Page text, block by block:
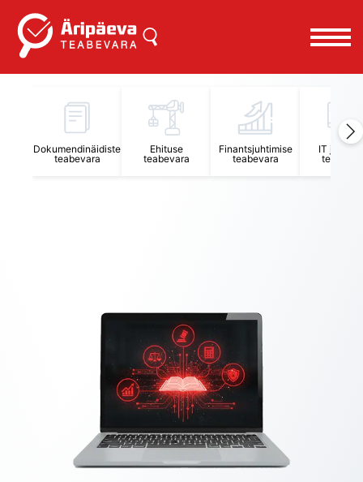
Dokumendinäidiste
teabevara
Ehituse
teabevara
Finantsjuhtimise
teabevara
IT